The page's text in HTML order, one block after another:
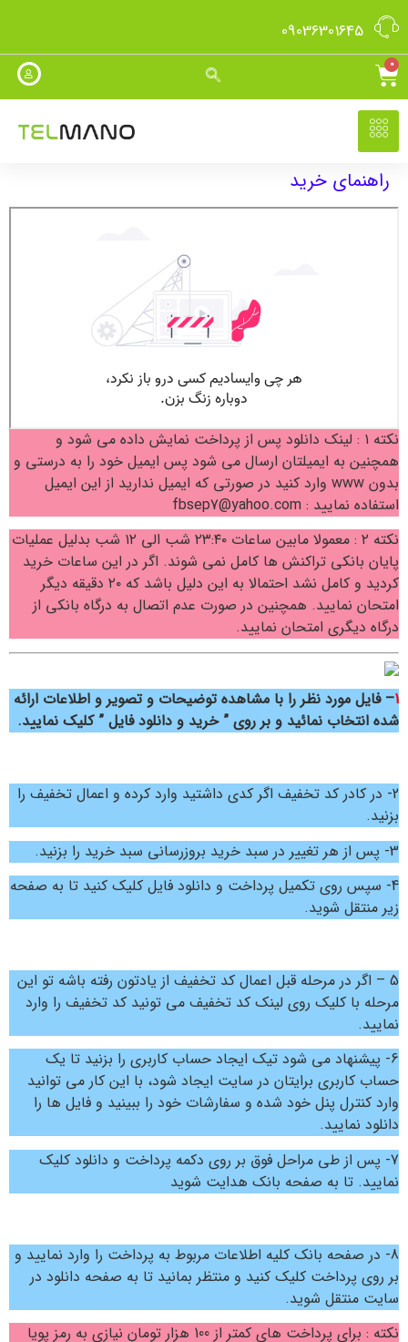
09036301645
0
راهنمای خرید
نکته ۱ : لینک دانلود پس از پرداخت نمایش داده می شود و
همچنین به ایمیلتان ارسال می شود پس ایمیل خود را به درستی و
بدون www وارد کنید در صورتی که ایمیل ندارید از این ایمیل
استفاده نمایید : fbsep7@yahoo.com
نکته ۲ : معمولا مابین ساعات ۲۳:۴۰ شب الی ۱۲ شب بدلیل عملیات
پایان بانکی تراکنش ها کامل نمی شوند. اگر در این ساعات خرید
کردید و کامل نشد احتمالا به این دلیل باشد که ۲۰ دقیقه دیگر
امتحان نمایید. همچنین در صورت عدم اتصال به درگاه بانکی از
درگاه دیگری امتحان نمایید.
1– فایل مورد نظر را با مشاهده توضیحات و تصویر و اطلاعات ارائه
شده انتخاب نمائید و بر روی ” خرید و دانلود فایل ” کلیک نمایید.
2- در کادر کد تخفیف اگر کدی داشتید وارد کرده و اعمال تخفیف را
بزنید.
3- پس از هر تغییر در سبد خرید بروزرسانی سبد خرید را بزنید.
4- سپس روی تکمیل پرداخت و دانلود فایل کلیک کنید تا به صفحه
زیر منتقل شوید.
5 – اگر در مرحله قبل اعمال کد تخفیف از یادتون رفته باشه تو این
مرحله با کلیک روی لینک کد تخفیف می تونید کد تخفیف را وارد
نمایید.
6- پیشنهاد می شود تیک ایجاد حساب کاربری را بزنید تا یک
حساب کاربری برایتان در سایت ایجاد شود، با این کار می توانید
وارد کنترل پنل خود شده و سفارشات خود را ببینید و فایل ها را
دانلود نمایید.
7- پس از طی مراحل فوق بر روی دکمه پرداخت و دانلود کلیک
نمایید. تا به صفحه بانک هدایت شوید
8- در صفحه بانک کلیه اطلاعات مربوط به پرداخت را وارد نمایید و
بر روی پرداخت کلیک کنید و منتظر بمانید تا به صفحه دانلود در
سایت منتقل شوید.
نکته : برای پرداخت های کمتر از 100 هزار تومان نیازی به رمز پویا